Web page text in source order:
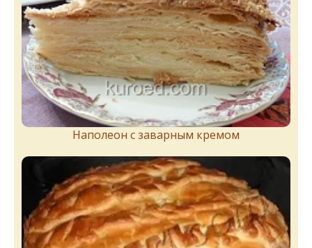
Наполеон с заварным кремом